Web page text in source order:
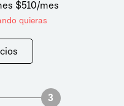
$510/mes
quieras
3